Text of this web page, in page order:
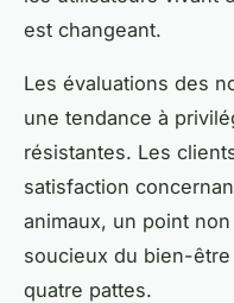
est changeant.
Les évaluations des
une tendance à
résistantes. Les
satisfaction
animaux, un point
soucieux du bien-
quatre pattes.